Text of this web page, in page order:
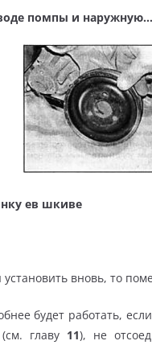
помпы и наружную…
ев шкиве
вновь, то
будет работать,
главу 11), не